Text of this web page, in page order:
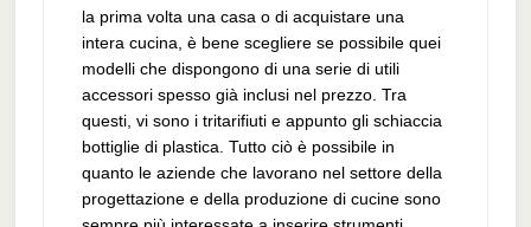
la prima volta una casa o di acquistare una
intera cucina, è bene scegliere se possibile quei
modelli che dispongono di una serie di utili
accessori spesso già inclusi nel prezzo. Tra
questi, vi sono i tritarifiuti e appunto gli schiaccia
bottiglie di plastica. Tutto ciò è possibile in
quanto le aziende che lavorano nel settore della
progettazione e della produzione di cucine sono